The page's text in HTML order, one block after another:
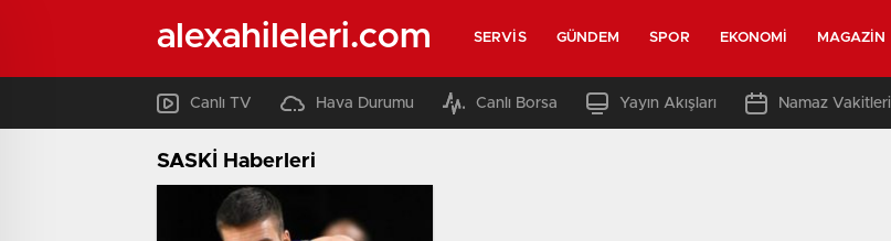
alexahileleri.com SERVIS GÜNDEM SPOR EKONOMI MAGAZIN
Canlı TV Hava Durumu Canlı Borsa Yayın Akışları Namaz Vakitleri
SASKİ Haberleri